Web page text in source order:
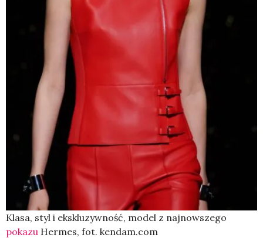
Klasa, styl i ekskluzywność, model z najnowszego
pokazu Hermes, fot. kendam.com